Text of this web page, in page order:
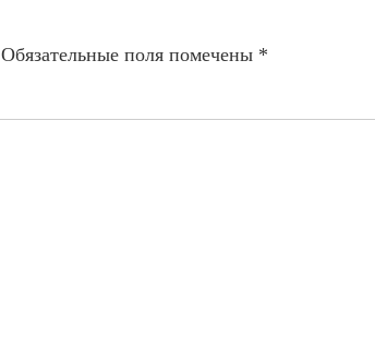
Обязательные поля помечены *